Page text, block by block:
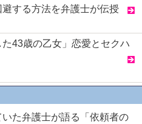
避する方法を弁護士が伝授
た43歳の乙女」恋愛とセクハ
た弁護士が語る「依頼者の